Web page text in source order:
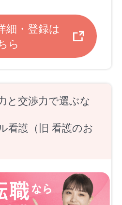
細・登録は
ら
と交渉力で選ぶな
看護（旧 看護のお